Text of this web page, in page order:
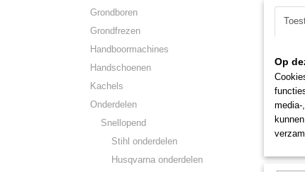
Grondboren
Grondfrezen
Handboormachines
Handschoenen
Kachels
Onderdelen
Snellopend
Stihl onderdelen
Husqvarna onderdelen
Op
media-